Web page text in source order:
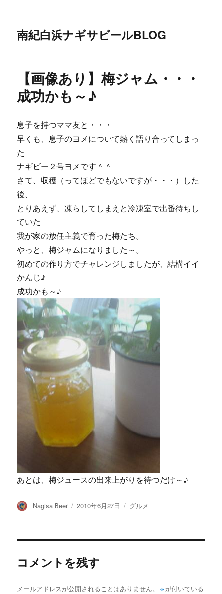
南紀白浜ナギサビールBLOG
【画像あり】梅ジャム・・・
成功かも～♪
息子を持つママ友と・・・
早くも、息子のヨメについて熱く語り合ってしまっ
た
ナギビー２号ヨメです＾＾
さて、収穫（ってほどでもないですが・・・）した
後、
とりあえず、凍らしてしまえと冷凍室で出番待ちし
ていた
我が家の放任主義で育った梅たち。
やっと、梅ジャムになりました～。
初めての作り方でチャレンジしましたが、結構イイ
かんじ♪
成功かも～♪
あとは、梅ジュースの出来上がりを待つだけ～♪
投
Nagisa Beer
投
2010年6月27日
カ
グルメ
コメントを残す
メールアドレスが公開されることはありません。 ※ が付いている